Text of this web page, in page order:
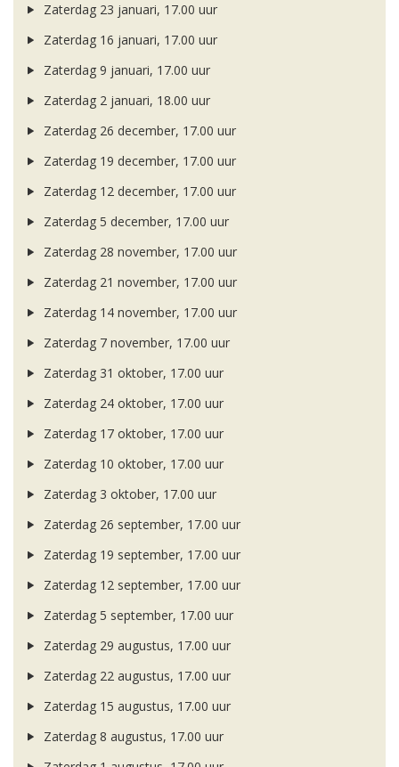
Zaterdag 23 januari, 17.00 uur
Zaterdag 16 januari, 17.00 uur
Zaterdag 9 januari, 17.00 uur
Zaterdag 2 januari, 18.00 uur
Zaterdag 26 december, 17.00 uur
Zaterdag 19 december, 17.00 uur
Zaterdag 12 december, 17.00 uur
Zaterdag 5 december, 17.00 uur
Zaterdag 28 november, 17.00 uur
Zaterdag 21 november, 17.00 uur
Zaterdag 14 november, 17.00 uur
Zaterdag 7 november, 17.00 uur
Zaterdag 31 oktober, 17.00 uur
Zaterdag 24 oktober, 17.00 uur
Zaterdag 17 oktober, 17.00 uur
Zaterdag 10 oktober, 17.00 uur
Zaterdag 3 oktober, 17.00 uur
Zaterdag 26 september, 17.00 uur
Zaterdag 19 september, 17.00 uur
Zaterdag 12 september, 17.00 uur
Zaterdag 5 september, 17.00 uur
Zaterdag 29 augustus, 17.00 uur
Zaterdag 22 augustus, 17.00 uur
Zaterdag 15 augustus, 17.00 uur
Zaterdag 8 augustus, 17.00 uur